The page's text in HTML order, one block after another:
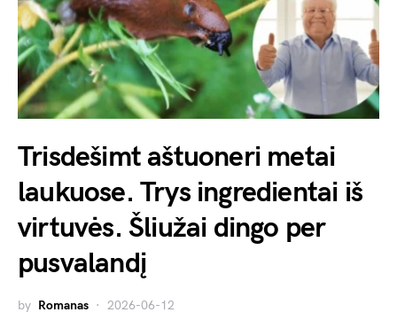
Trisdešimt aštuoneri metai
laukuose. Trys ingredientai iš
virtuvės. Šliužai dingo per
pusvalandį
by Romanas 2026-06-12